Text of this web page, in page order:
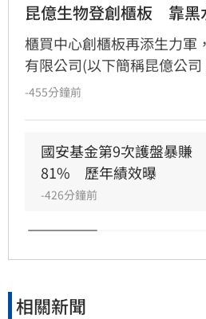
昆億生物登創櫃板　靠
櫃買中心創櫃板再添生力軍
有限公司(以下簡稱昆億公司
7423；產業類別：綠能環保
有機廢棄物進行高效去化
-455分鐘前
國安基金第9次護盤暴賺
81%　歷年績效曝
-426分鐘前
相關新聞